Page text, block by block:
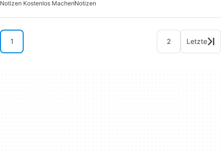
Notizen Kostenlos MachenNotizen
1 2 Letzte